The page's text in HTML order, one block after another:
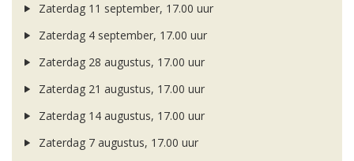
Zaterdag 11 september, 17.00 uur
Zaterdag 4 september, 17.00 uur
Zaterdag 28 augustus, 17.00 uur
Zaterdag 21 augustus, 17.00 uur
Zaterdag 14 augustus, 17.00 uur
Zaterdag 7 augustus, 17.00 uur